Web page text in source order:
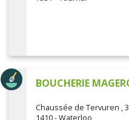
BOUCHERIE
Chaussée de Tervuren ,
1410 - Waterloo